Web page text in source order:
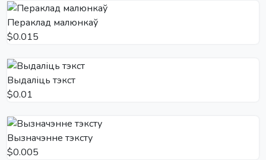
Пераклад малюнкаў
$0.015
Выдаліць тэкст
$0.01
Вызначэнне тэксту
$0.005